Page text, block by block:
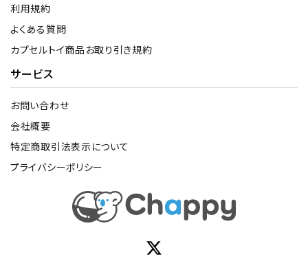
利用規約
よくある質問
カプセルトイ商品お取り引き規約
サービス
お問い合わせ
会社概要
特定商取引法表示について
プライバシーポリシー